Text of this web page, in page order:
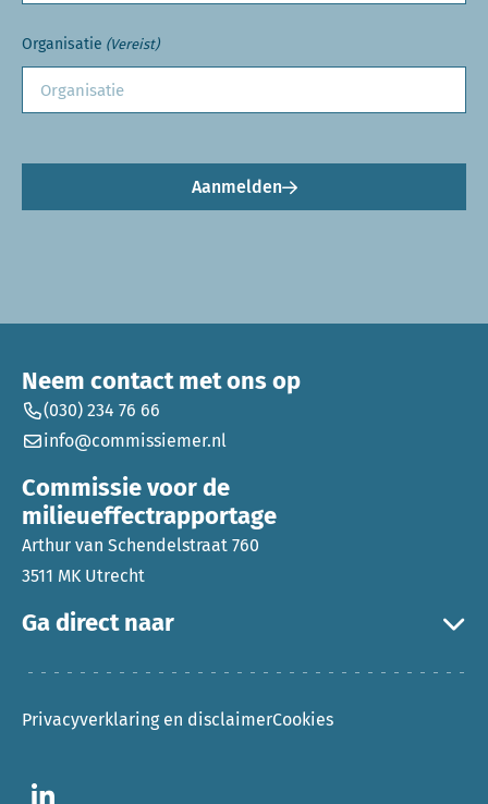
Organisatie (Vereist)
Aanmelden
Ga direct naar
Neem contact met ons op
(030) 234 76 66
info@commissiemer.nl
Commissie voor de
milieueffectrapportage
Arthur van Schendelstraat 760
3511 MK Utrecht
Privacyverklaring en disclaimerCookies
Ga naar LinkedIn